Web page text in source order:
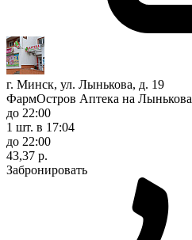
г. Минск, ул. Лынькова, д. 19
ФармОстров Аптека на Лынькова
до 22:00
1 шт. в 17:04
до 22:00
43,37 р.
Забронировать